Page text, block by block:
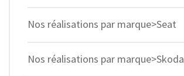
Nos réalisations par marque>Seat
Nos réalisations par marque>Skoda